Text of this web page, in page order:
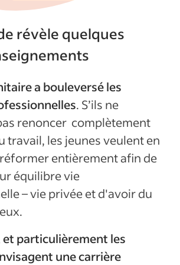
révèle quelques
a bouleversé les
. S’ils ne
renoncer complètement
travail, les jeunes veulent en
entièrement afin de
équilibre vie
– vie privée et d'avoir du
et particulièrement les
une carrière